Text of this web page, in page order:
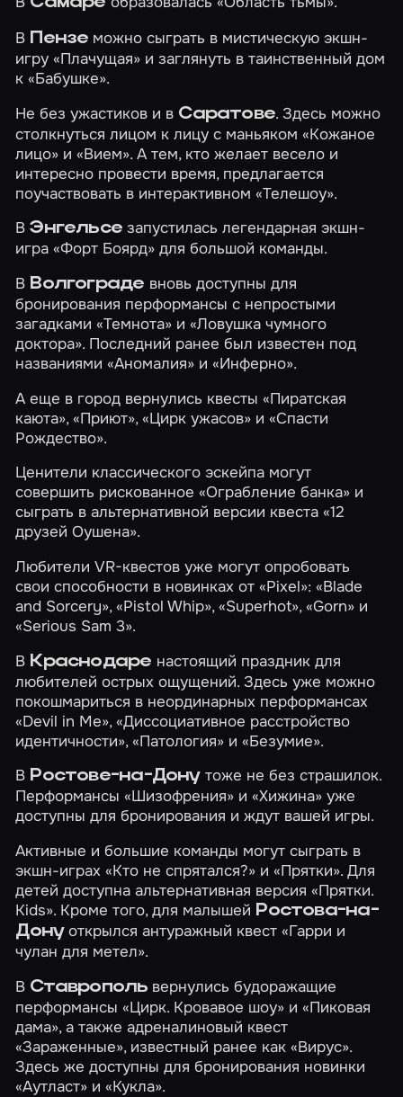
В Пензе можно сыграть в мистическую экшн-
игру«Плачущая» и заглянуть в таинственный дом
к«Бабушке».
Не без ужастиков и в Саратове. Здесь можно
столкнуться лицом к лицу с маньяком«Кожаное
лицо» и«Вием». А тем, кто желает весело и
интересно провести время, предлагается
поучаствовать в интерактивном«Телешоу».
ВЭнгельсе запустилась легендарная экшн-
игра«Форт Боярд» для большой команды.
В Волгограде вновь доступны для
бронирования перформансы с непростыми
загадками«Темнота» и«Ловушка чумного
доктора». Последний ранее был известен под
названиями «Аномалия» и «Инферно».
А еще в город вернулись квесты«Пиратская
каюта»,«Приют»,«Цирк ужасов» и«Спасти
Рождество».
Ценители классического эскейпа могут
совершить рискованное«Ограбление банка» и
сыграть в альтернативной версии квеста«12
друзей Оушена».
Любители VR-квестов уже могут опробовать
свои способности в новинках от «Pixel»:«Blade
and Sorcery»,«Pistol Whip»,«Superhot»,«Gorn» и
«Serious Sam 3».
В Краснодаре настоящий праздник для
любителей острых ощущений. Здесь уже можно
покошмариться в неординарных перформансах
«Devil in Me»,«Диссоциативное расстройство
идентичности»,«Патология» и«Безумие».
В Ростове-на-Донутоже не без страшилок.
Перформансы«Шизофрения» и«Хижина» уже
доступны для бронирования и ждут вашей игры.
Активные и большие команды могут сыграть в
экшн-играх«Кто не спрятался?» и«Прятки». Для
детей доступна альтернативная версия«Прятки.
Kids». Кроме того, для малышей Ростова-на-
Донуоткрылся антуражный квест«Гарри и
чулан для метел».
В Ставрополь вернулись будоражащие
перформансы«Цирк. Кровавое шоу» и«Пиковая
дама», а также адреналиновый квест
«Зараженные», известный ранее как «Вирус».
Здесь же доступны для бронирования новинки
«Аутласт» и«Кукла».